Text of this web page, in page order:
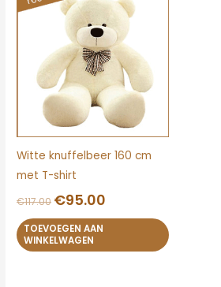
Witte knuffelbeer 160 cm
met T-shirt
€117.00
prijs
was:
€117.00.
€95.00
prijs
€95.00.
TOEVOEGEN AAN
WINKELWAGEN